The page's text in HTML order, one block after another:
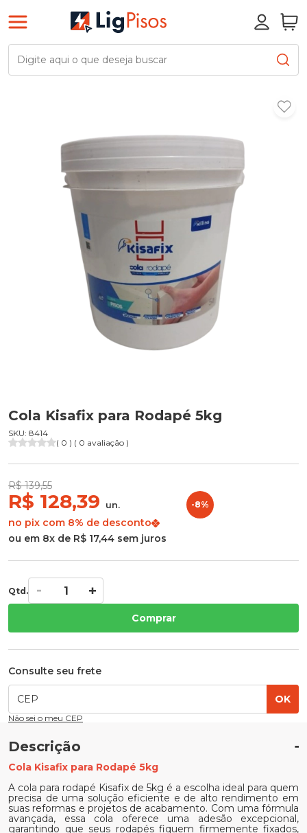
Cola Kisafix para Rodapé 5kg
SKU: 8414
( 0 ) ( 0 avaliação )
R$ 139,55
R$ 128,39 un.
no pix com 8% de desconto
-8%
ou em 8x de R$ 17,44 sem juros
Qtd.
Comprar
Consulte seu frete
OK
Não sei o meu CEP
Descrição
Cola Kisafix para Rodapé 5kg
A cola para rodapé Kisafix de 5kg é a escolha ideal para quem
precisa de uma solução eficiente e de alto rendimento em
suas reformas e projetos de acabamento. Com uma fórmula
avançada, essa cola oferece uma adesão excepcional,
garantindo que seus rodapés fiquem firmemente fixados,